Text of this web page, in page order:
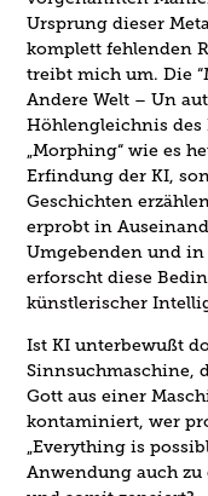
Ursprung dieser
komplett fehlenden
treibt mich um. Die
Andere Welt – Un
Höhlengleichnis des
„Morphing“ wie es
Erfindung der KI,
Geschichten
erprobt in
Umgebenden und
erforscht diese
künstlerischer
Ist KI unterbewußt
Sinnsuchmaschine,
Gott aus einer
kontaminiert, wer
„Everything is
Anwendung auch